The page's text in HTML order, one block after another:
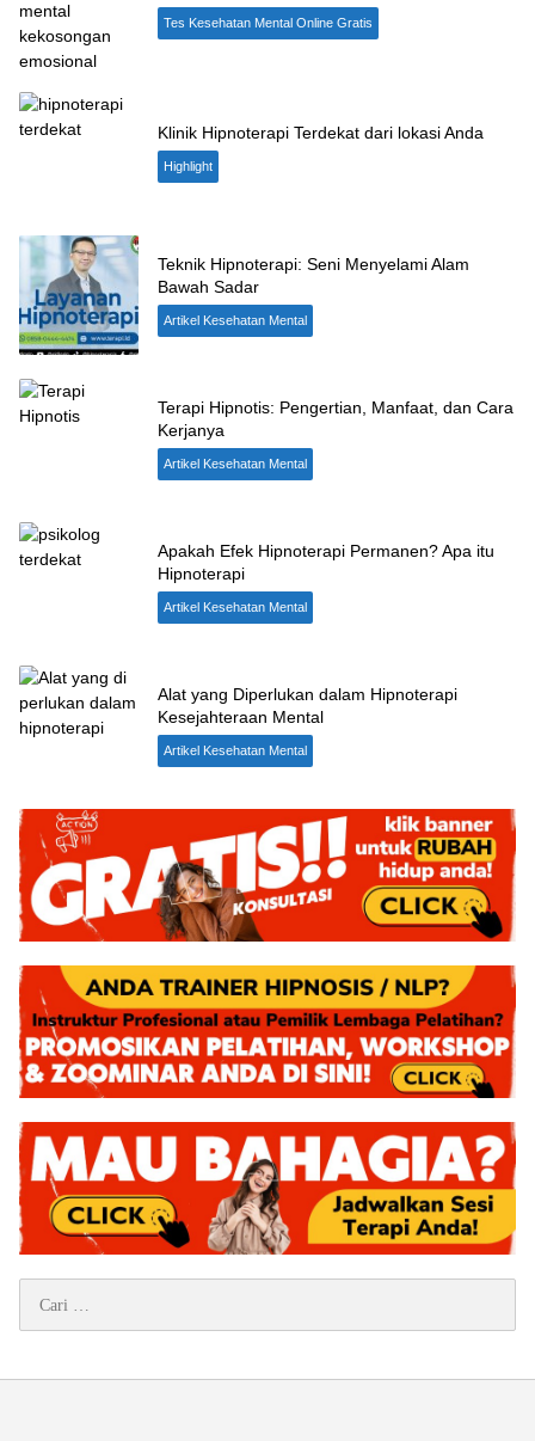
Tes Kesehatan Mental Online Gratis
Klinik Hipnoterapi Terdekat dari lokasi Anda
Highlight
Teknik Hipnoterapi: Seni Menyelami Alam
Bawah Sadar
Artikel Kesehatan Mental
Terapi Hipnotis: Pengertian, Manfaat, dan Cara
Kerjanya
Artikel Kesehatan Mental
Apakah Efek Hipnoterapi Permanen? Apa itu
Hipnoterapi
Artikel Kesehatan Mental
Alat yang Diperlukan dalam Hipnoterapi
Kesejahteraan Mental
Artikel Kesehatan Mental
untuk: